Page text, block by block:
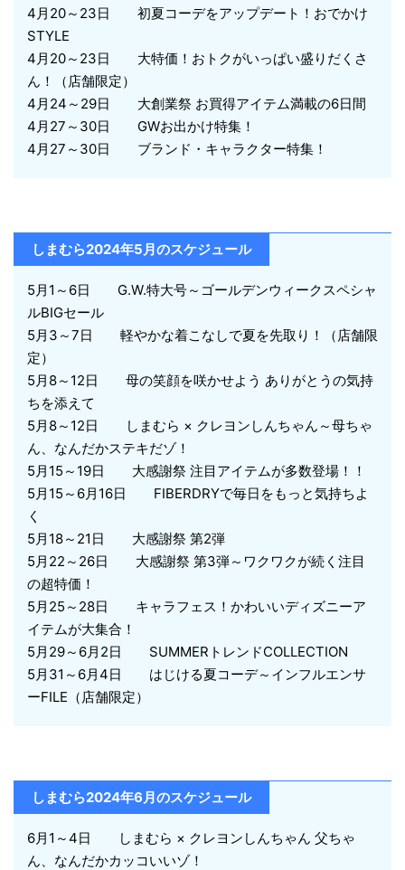
4月20～23日 初夏コーデをアップデート！おでかけ
STYLE
4月20～23日 大特価！おトクがいっぱい盛りだくさ
ん！（店舗限定）
4月24～29日 大創業祭 お買得アイテム満載の6日間
4月27～30日 GWお出かけ特集！
4月27～30日 ブランド・キャラクター特集！
しまむら2024年5月のスケジュール
5月1～6日 G.W.特大号～ゴールデンウィークスペシャ
ルBIGセール
5月3～7日 軽やかな着こなしで夏を先取り！（店舗限
定）
5月8～12日 母の笑顔を咲かせよう ありがとうの気持
ちを添えて
5月8～12日 しまむら × クレヨンしんちゃん～母ちゃ
ん、なんだかステキだゾ！
5月15～19日 大感謝祭 注目アイテムが多数登場！！
5月15～6月16日 FIBERDRYで毎日をもっと気持ちよ
く
5月18～21日 大感謝祭 第2弾
5月22～26日 大感謝祭 第3弾～ワクワクが続く注目
の超特価！
5月25～28日 キャラフェス！かわいいディズニーア
イテムが大集合！
5月29～6月2日 SUMMERトレンドCOLLECTION
5月31～6月4日 はじける夏コーデ～インフルエンサ
ーFILE（店舗限定）
しまむら2024年6月のスケジュール
6月1～4日 しまむら × クレヨンしんちゃん 父ちゃ
ん、なんだかカッコいいゾ！